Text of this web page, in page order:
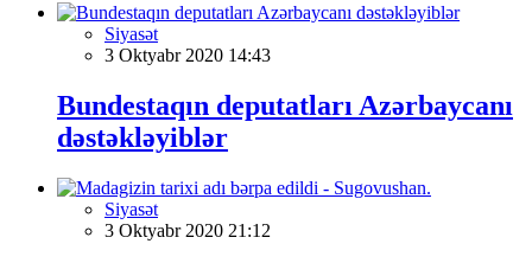
Siyasət
3 Oktyabr 2020 14:43
Bundestaqın deputatları Azərbaycanı
dəstəkləyiblər
Siyasət
3 Oktyabr 2020 21:12